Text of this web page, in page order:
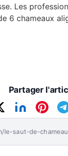
Les
6 chameaux
Partager
le-saut-de-